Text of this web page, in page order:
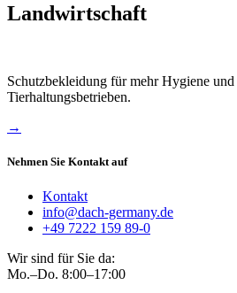
Landwirtschaft
Schutzbekleidung für mehr Hygiene
Tierhaltungsbetrieben.
→
Nehmen Sie Kontakt auf
Kontakt
info@dach-germany.de
+49 7222 159 89-0
Wir sind für Sie da:
Mo.–Do. 8:00–17:00